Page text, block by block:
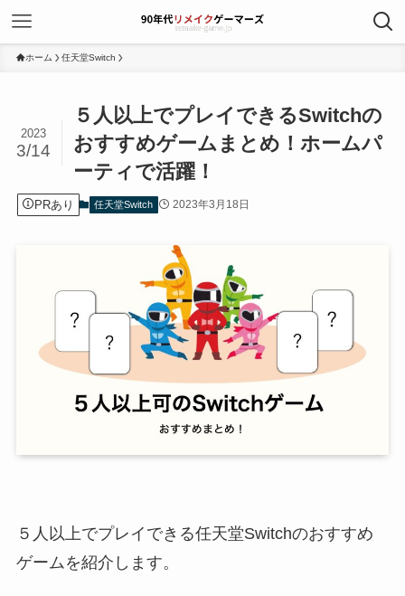
ホーム 任天堂Switch
５人以上でプレイできるSwitchの
おすすめゲームまとめ！ホームパ
ーティで活躍！
2023
3/14
PRあり 任天堂Switch 2023年3月18日
５人以上でプレイできる任天堂Switchのおすすめ
ゲームを紹介します。